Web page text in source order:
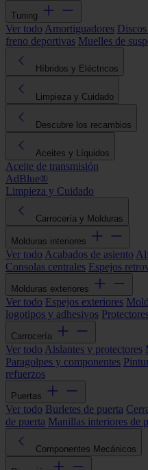
Tuning
Ver todo Amortiguadores
freno deportivas Muelles de
Híbridos y Eléctricos
Limpieza y Cuidado
Descubre los recambios
Aceites y Líquidos
Aceite de transmisión
AdBlue®
Limpieza y Cuidado
Carrocería y Molduras
Molduras interiores
Ver todo Acabados de asiento
Consolas centrales Espejos
Molduras exteriores
Ver todo Espejos exteriores
logotipos y adhesivos
Carrocería
Ver todo Aislantes y protectores
Paragolpes y componentes
refuerzos
Puertas
Ver todo Burletes de puerta
de puerta Manillas interiores de
Componentes Mecánicos